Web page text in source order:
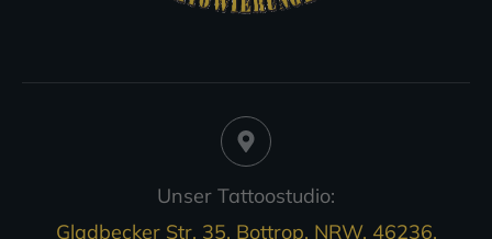
Unser Tattoostudio:
Gladbecker Str. 35, Bottrop, NRW, 46236,